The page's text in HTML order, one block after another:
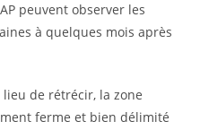
peuvent observer les
à quelques mois après
lieu de rétrécir, la zone
ferme et bien délimité